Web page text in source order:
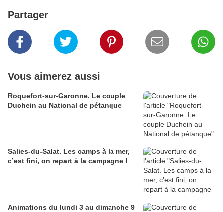
Partager
Vous aimerez aussi
Roquefort-sur-Garonne. Le couple
Duchein au National de pétanque
Salies-du-Salat. Les camps à la mer,
c’est fini, on repart à la campagne !
Animations du lundi 3 au dimanche 9